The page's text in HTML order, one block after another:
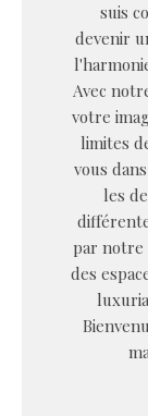
suis
devenir
Avec
votre
limites
vous
les
par notre
des